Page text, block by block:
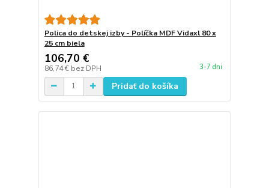
Polica do detskej izby - Políčka MDF Vidaxl 80 x
25 cm biela
106,70 €
86,74 € bez DPH 3-7 dni
Pridať do košíka